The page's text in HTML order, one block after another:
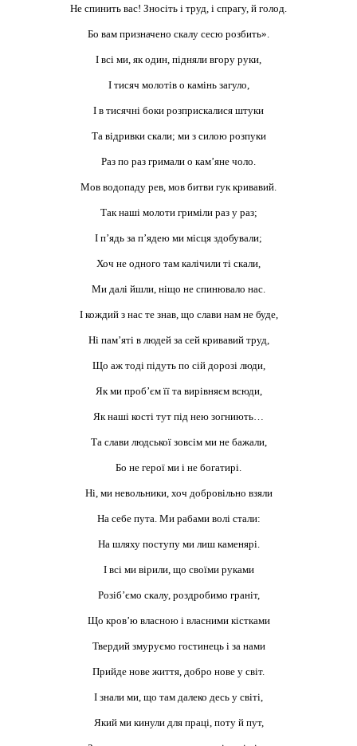
Не спинить вас! Зносіть і труд, і спрагу, й голод.
Бо вам призначено скалу сесю розбить».
І всі ми, як один, підняли вгору руки,
І тисяч молотів о камінь загуло,
І в тисячні боки розприскалися штуки
Та відривки скали; ми з силою розпуки
Раз по раз гримали о кам’яне чоло.
Мов водопаду рев, мов битви гук кривавий.
Так наші молоти гриміли раз у раз;
І п’ядь за п’ядею ми місця здобували;
Хоч не одного там калічили ті скали,
Ми далі йшли, ніщо не спинювало нас.
І кождий з нас те знав, що слави нам не буде,
Ні пам’яті в людей за сей кривавий труд,
Що аж тоді підуть по сій дорозі люди,
Як ми проб’єм її та вирівняєм всюди,
Як наші кості тут під нею зогниють…
Та слави людської зовсім ми не бажали,
Бо не герої ми і не богатирі.
Ні, ми невольники, хоч добровільно взяли
На себе пута. Ми рабами волі стали:
На шляху поступу ми лиш каменярі.
І всі ми вірили, що своїми руками
Розіб’ємо скалу, роздробимо граніт,
Що кров’ю власною і власними кістками
Твердий змуруємо гостинець і за нами
Прийде нове життя, добро нове у світ.
І знали ми, що там далеко десь у світі,
Який ми кинули для праці, поту й пут,